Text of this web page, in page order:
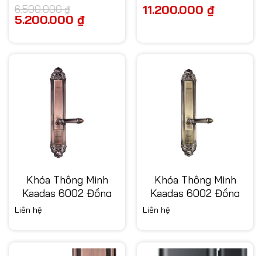
6.500.000₫
Giá
gốc
5.200.000 ₫Giá
hiện
11.200.000 ₫
Khóa Thông Minh
Kaadas 6002 Đồng
Liên hệ
Khóa Thông Minh
Kaadas 6002 Đồng
Liên hệ